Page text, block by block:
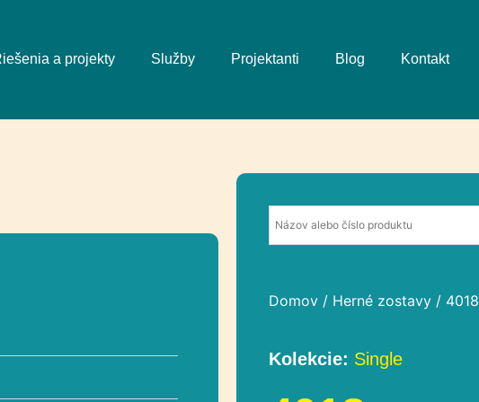
a projekty Služby Projektanti Blog Kontakt
Domov/ Herné zostavy/ 4018
Kolekcie: Single